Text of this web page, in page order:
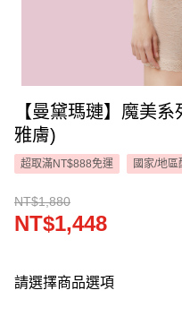
【曼黛瑪璉】魔美
雅膚)
超取滿NT$888免運 國家/地區
NT$1,880
NT$1,448
請選擇商品選項